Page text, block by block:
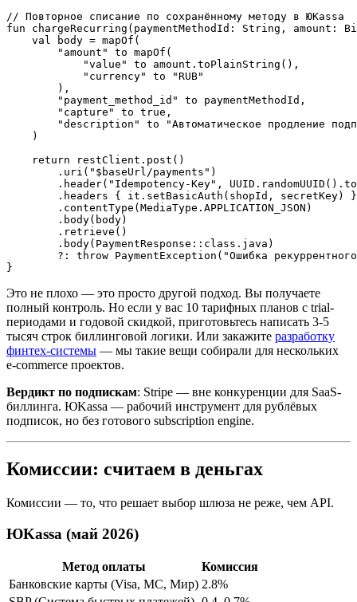
// Повторное списание по сохранённому методу в ЮKassa
fun chargeRecurring(paymentMethodId: String, amount:
    val body = mapOf(
        "amount" to mapOf(
            "value" to amount.toPlainString(),
            "currency" to "RUB"
        ),
        "payment_method_id" to paymentMethodId,
        "capture" to true,
"description" to "Автоматическое продление
    )
    return restClient.post()
        .uri("$baseUrl/payments")
.header("Idempotency-Key",
        .headers { it.setBasicAuth(shopId, secretKey) }
        .contentType(MediaType.APPLICATION_JSON)
        .body(body)
        .retrieve()
        .body(PaymentResponse::class.java)
?: throw PaymentException("Ошибка
Это не плохо — это просто другой подход. Вы получаете
полный контроль. Но если у вас 10 тарифных планов с trial-
периодами и годовой скидкой, приготовьтесь написать 3-5
тысяч строк биллинговой логики. Или закажите разработку
финтех-системы — мы такие вещи собирали для нескольких
e-commerce проектов.
Вердикт по подпискам: Stripe — вне конкуренции для SaaS-
биллинга. ЮKassa — рабочий инструмент для рублёвых
подписок, но без готового subscription engine.
Комиссии: считаем в деньгах
Комиссии — то, что решает выбор шлюза не реже, чем API.
ЮKassa (май 2026)
Метод оплаты
Комиссия
Банковские карты (Visa, MC, Мир) 2.8%